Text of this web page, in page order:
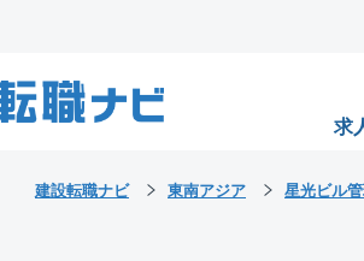
求
建設転職ナビ 東南アジア 星光ビル